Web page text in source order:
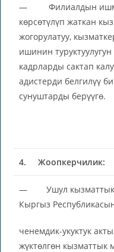
— Филиалдын
көрсөтүлүп жаткан
жогорулатуу,
ишинин
кадрларды сактап
адистерди белгилүү
сунуштарды берүүгө.
4.Жоопкерчилик:
— Ушул кызматтык
Кыргыз
ченемдик-укуктук
жүктөлгөн кызматтык